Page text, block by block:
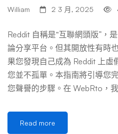
William 2 3 月, 2025
Reddit 自稱是“互聯網頭版”，
論分享平台。但其開放性有時
果您發現自己成為 Reddit 上虛
您並不孤單。本指南將引導您
您聲譽的步驟。在 WebRto，
些內容構成誹謗？ 當用戶發布
時，就會在 Reddit 上發生誹謗
Read more